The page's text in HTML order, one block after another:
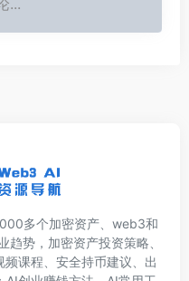
多个加密资产、web3和
势，加密资产投资策略、
课程、安全持币建议、出